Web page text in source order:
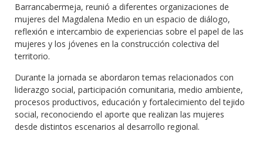
Barrancabermeja, reunió a diferentes organizaciones de
mujeres del Magdalena Medio en un espacio de diálogo,
reflexión e intercambio de experiencias sobre el papel de las
mujeres y los jóvenes en la construcción colectiva del
territorio.
Durante la jornada se abordaron temas relacionados con
liderazgo social, participación comunitaria, medio ambiente,
procesos productivos, educación y fortalecimiento del tejido
social, reconociendo el aporte que realizan las mujeres
desde distintos escenarios al desarrollo regional.